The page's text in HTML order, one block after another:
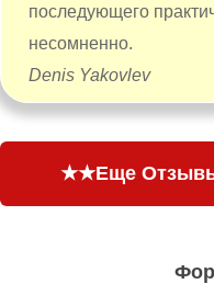
последующего
несомненно.
Denis Yakovlev
★★Еще